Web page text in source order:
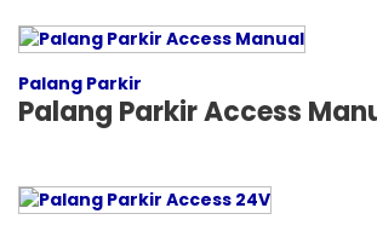
Palang Parkir
Palang Parkir Access